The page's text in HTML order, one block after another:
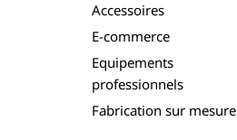
Accessoires
E-commerce
Equipements
professionnels
Fabrication sur mesure